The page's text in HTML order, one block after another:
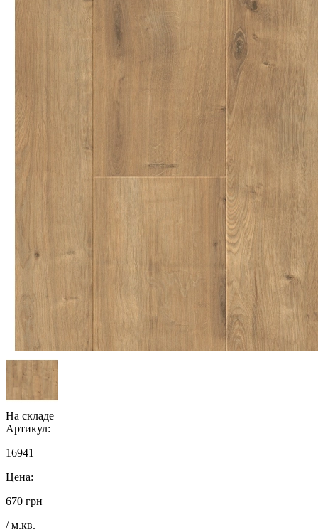
На складе
Артикул:
16941
Цена:
670 грн
/ м.кв.